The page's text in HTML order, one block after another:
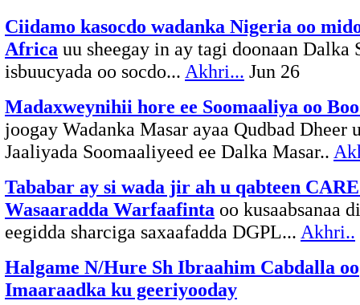
Ciidamo kasocdo wadanka Nigeria oo
Africa uu sheegay in ay tagi doonaan Dalka
isbuucyada oo socdo... Akhri... Jun 26
Madaxweynihii hore ee Soomaaliya oo
joogay Wadanka Masar ayaa Qudbad Dheer
Jaaliyada Soomaaliyeed ee Dalka Masar..
Tababar ay si wada jir ah u qabteen
Wasaaradda Warfaafinta oo kusaabsanaa
eegidda sharciga saxaafadda DGPL... Akhri..
Halgame N/Hure Sh Ibraahim Cabdalla oo
Imaaraadka ku geeriyooday